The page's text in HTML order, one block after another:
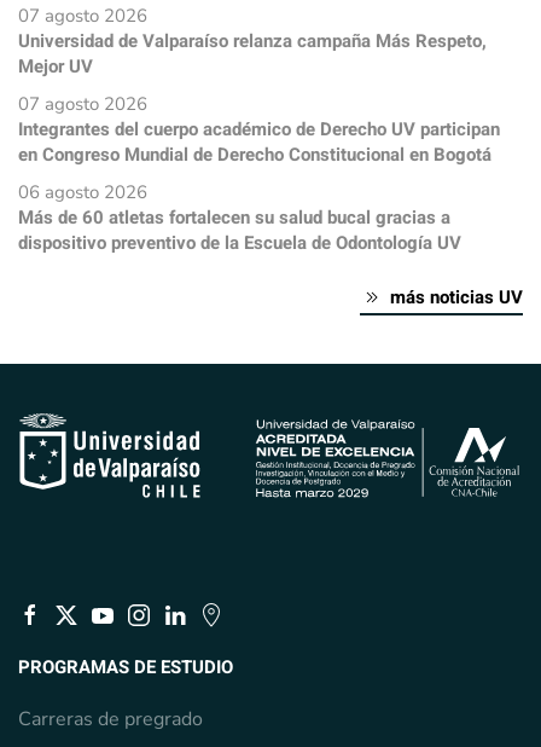
07 agosto 2026
Universidad de Valparaíso relanza campaña Más Respeto,
Mejor UV
07 agosto 2026
Integrantes del cuerpo académico de Derecho UV participan
en Congreso Mundial de Derecho Constitucional en Bogotá
06 agosto 2026
Más de 60 atletas fortalecen su salud bucal gracias a
dispositivo preventivo de la Escuela de Odontología UV
más noticias UV
PROGRAMAS DE ESTUDIO
Carreras de pregrado